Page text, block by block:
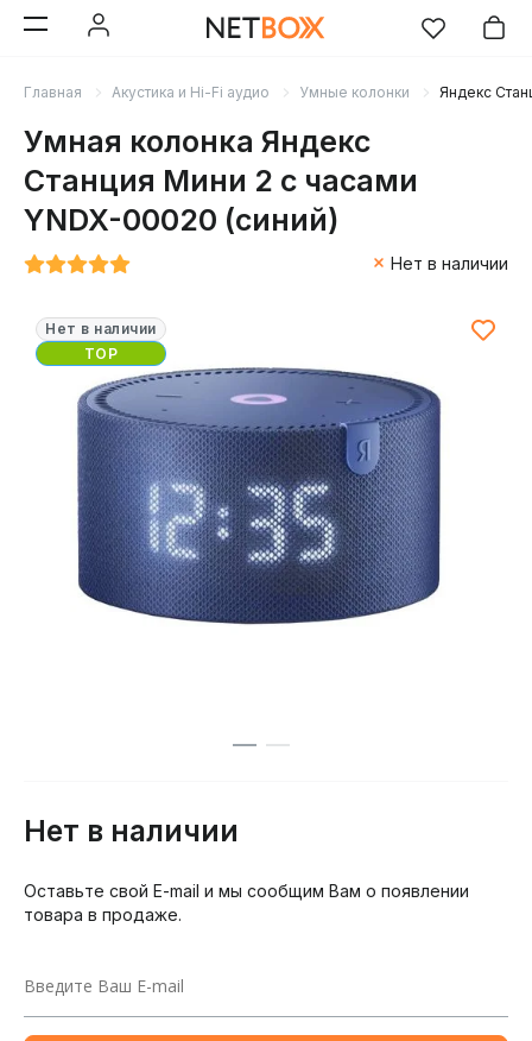
Главная Акустика и Hi-Fi аудио Умные колонки Яндекс
Умная колонка Яндекс
Станция Мини 2 с часами
YNDX-00020 (синий)
Нет в наличии
Нет в наличии
TOP
Нет в наличии
Оставьте свой E-mail и мы сообщим Вам о появлении
товара в продаже.